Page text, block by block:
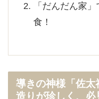
「だんだん家
食！
導きの神様「佐
造りが珍しく、必